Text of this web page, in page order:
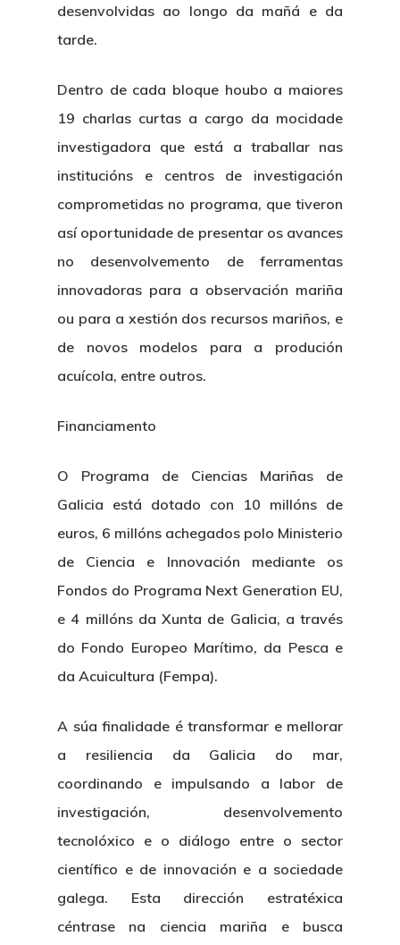
desenvolvidas ao longo da mañá e da
tarde.
Dentro de cada bloque houbo a maiores
19 charlas curtas a cargo da mocidade
investigadora que está a traballar nas
institucións e centros de investigación
comprometidas no programa, que tiveron
así oportunidade de presentar os avances
no desenvolvemento de ferramentas
innovadoras para a observación mariña
ou para a xestión dos recursos mariños, e
de novos modelos para a produción
acuícola, entre outros.
Financiamento
O Programa de Ciencias Mariñas de
Galicia está dotado con 10 millóns de
euros, 6 millóns achegados polo Ministerio
de Ciencia e Innovación mediante os
Fondos do Programa Next Generation EU,
e 4 millóns da Xunta de Galicia, a través
do Fondo Europeo Marítimo, da Pesca e
da Acuicultura (Fempa).
A súa finalidade é transformar e mellorar
a resiliencia da Galicia do mar,
coordinando e impulsando a labor de
investigación, desenvolvemento
tecnolóxico e o diálogo entre o sector
científico e de innovación e a sociedade
galega. Esta dirección estratéxica
céntrase na ciencia mariña e busca